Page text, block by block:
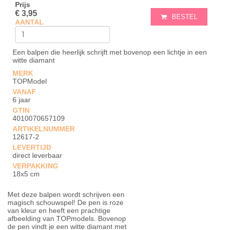
Prijs
€ 3,95
AANTAL
BESTEL
Een balpen die heerlijk schrijft met bovenop een lichtje in een
witte diamant
MERK
TOPModel
VANAF
6 jaar
GTIN
4010070657109
ARTIKELNUMMER
12617-2
LEVERTIJD
direct leverbaar
VERPAKKING
18x5 cm
Met deze balpen wordt schrijven een
magisch schouwspel! De pen is roze
van kleur en heeft een prachtige
afbeelding van TOPmodels. Bovenop
de pen vindt je een witte diamant met